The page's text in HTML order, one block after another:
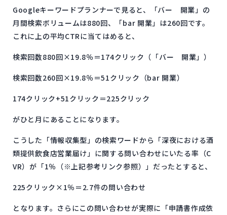
Googleキーワードプランナーで見ると、「バー 開業」の
月間検索ボリュームは880回、「bar 開業」は260回です。
これに上の平均CTRに当てはめると、
検索回数880回×19.8％＝174クリック（「バー 開業」）
検索回数260回×19.8％＝51クリック（bar 開業）
174クリック+51クリック＝225クリック
がひと月にあることになります。
こうした「情報収集型」の検索ワードから「深夜における酒
類提供飲食店営業届け」に関する問い合わせにいたる率（C
VR）が「1％（※上記参考リンク参照）」だったとすると、
225クリック×1％＝2.7件の問い合わせ
となります。さらにこの問い合わせが実際に「申請書作成依